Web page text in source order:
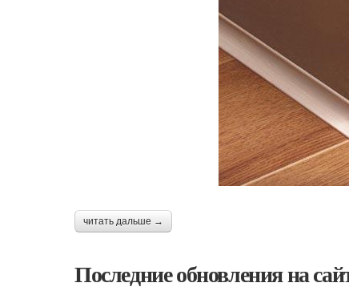
читать дальше →
Последние обновления на